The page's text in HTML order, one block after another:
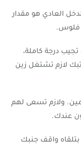
العادي هو مقدار
فلوس.
تجيب درجة كاملة،
لازم تشتغل زين
ولازم تسعى لهم
عندك.
بتلقاه واقف جنبك